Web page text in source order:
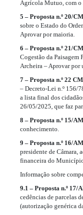
Agrícola Mutuo, com o
5 – Proposta n.º 20/
sobre o Estado do
Aprovar por maioria.
6 – Proposta n.º 21/
Cogestão da Paisagem
Archeira – Aprovar por
7 – Proposta n.º 22
– Decreto-Lei n.º 156/
a lista final dos
26/05/2025, que faz
8 – Proposta n.º 15/
conhecimento.
9 – Proposta n.º 16/
presidente de Câmara,
financeira do
Informação sobre
9.1 – Proposta n.º 17/
cedências de parcelas
(autorização genérica